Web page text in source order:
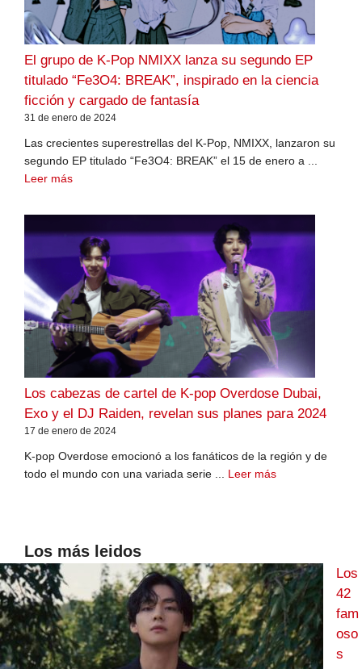
El grupo de K-Pop NMIXX lanza su segundo EP
titulado “Fe3O4: BREAK”, inspirado en la ciencia
ficción y cargado de fantasía
31 de enero de 2024
Las crecientes superestrellas del K-Pop, NMIXX, lanzaron su
segundo EP titulado “Fe3O4: BREAK” el 15 de enero a ...
Leer más
Los cabezas de cartel de K-pop Overdose Dubai,
Exo y el DJ Raiden, revelan sus planes para 2024
17 de enero de 2024
K-pop Overdose emocionó a los fanáticos de la región y de
todo el mundo con una variada serie ... Leer más
Los más leidos
Los
42
fam
oso
s